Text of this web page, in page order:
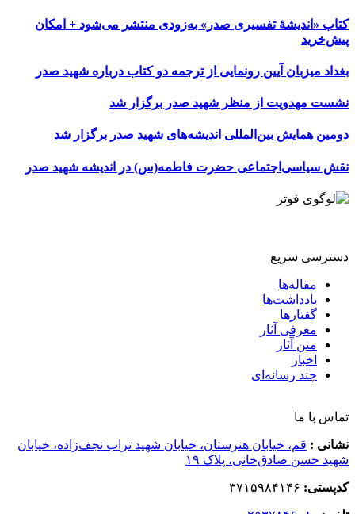
کتاب «اندیشۀ تفسیری صدر» به‌زودی منتشر می‌شود + امکان
پیش‌خرید
بغداد میزبان آیین رونمایی از ترجمه دو کتاب درباره شهید صدر
نشست مهدویت از منظر شهید صدر برگزار شد
دومین همایش بین‌المللی اندیشه‌های شهید صدر برگزار شد
نقش سیاسی‌اجتماعی حضرت فاطمه(س) در اندیشه شهید صدر
دسترسی سریع
مقاله‌ها
یادداشت‌ها
گفتارها
معرفی آثار
متن آثار
اخبار
چند رسانه‌ای
تماس با ما
نشانی : قم، خیابان هنرستان، خیابان شهید تراب نجف‌زاده، خیابان
شهید حسن صادق‌خانی، پلاک ١٩
کدپستی: